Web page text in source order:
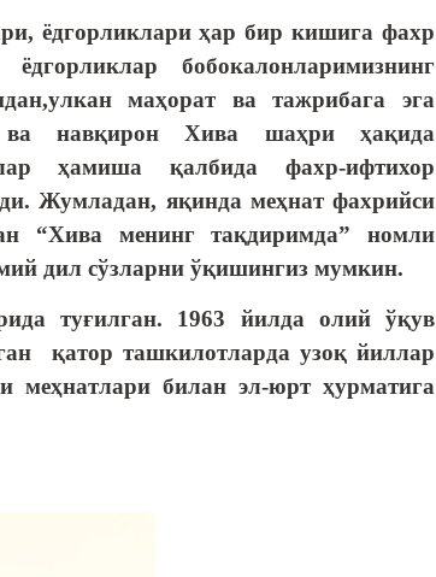
ёдгорликлари ҳар бир кишига фахр
бобокалонларимизнинг
маҳорат ва тажрибага эга
ва навқирон Хива шаҳри ҳақида
ҳамиша қалбида фахр-ифтихор
Жумладан, яқинда меҳнат фахрийси
“Хива менинг тақдиримда” номли
дил сўзларни ўқишингиз мумкин.
туғилган. 1963 йилда олий ўқув
қатор ташкилотларда узоқ йиллар
меҳнатлари билан эл-юрт ҳурматига